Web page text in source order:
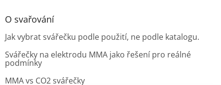
O svařování
Jak vybrat svářečku podle použití, ne podle katalogu.
Svářečky na elektrodu MMA jako řešení pro reálné
podmínky
MMA vs CO2 svářečky